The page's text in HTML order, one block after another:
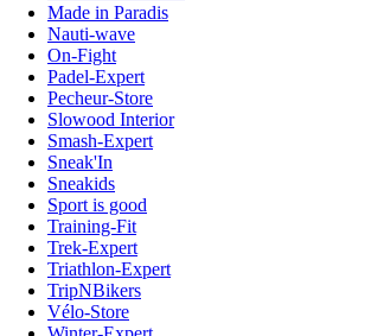
Made in Paradis
Nauti-wave
On-Fight
Padel-Expert
Pecheur-Store
Slowood Interior
Smash-Expert
Sneak'In
Sneakids
Sport is good
Training-Fit
Trek-Expert
Triathlon-Expert
TripNBikers
Vélo-Store